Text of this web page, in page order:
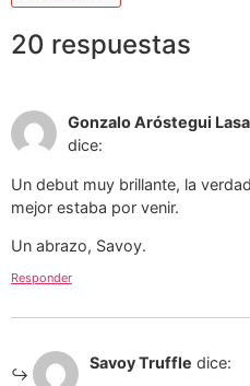
20 respuestas
Gonzalo Aróstegui
dice:
Un debut muy brillante, la
mejor estaba por venir.
Un abrazo, Savoy.
Responder
Savoy Truffle dice: